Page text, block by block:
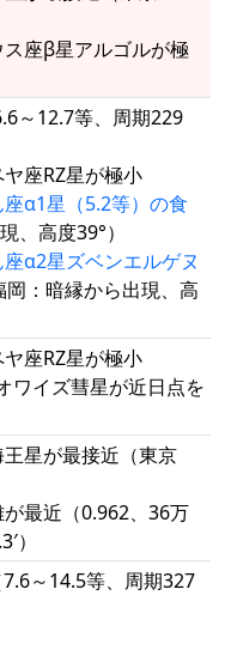
座β星アルゴルが極
～12.7等、周期229
座RZ星が極小
α1星（5.2等）の食
、高度39°）
α2星ズベンエルゲヌ
岡：暗縁から出現、高
座RZ星が極小
ワイズ彗星が近日点を
星が最接近（東京
最近（0.962、36万
）
～14.5等、周期327